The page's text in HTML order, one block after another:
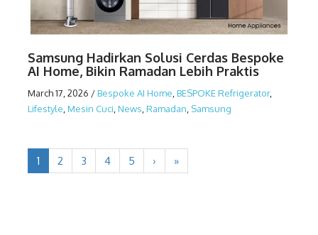
Samsung Hadirkan Solusi Cerdas Bespoke
AI Home, Bikin Ramadan Lebih Praktis
March 17, 2026 /Bespoke AI Home,BESPOKE Refrigerator,
Lifestyle,Mesin Cuci,News,Ramadan, Samsung
1 2 3 4 5 › »